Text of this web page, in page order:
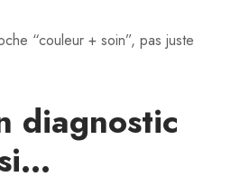
“couleur + soin”, pas juste
diagnostic